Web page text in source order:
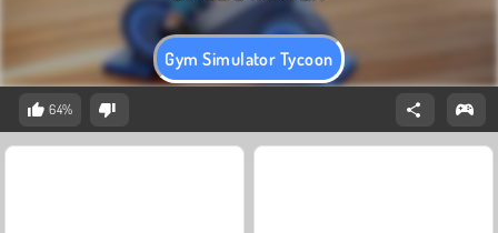
Gym Simulator Tycoon
64%